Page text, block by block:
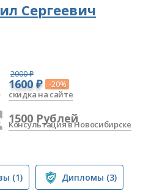
Сергеевич
2000 ₽
1600 ₽ -20%
скидка на сайте
1500 Рублей
Консультация в Новосибирске
(1) Дипломы (3)